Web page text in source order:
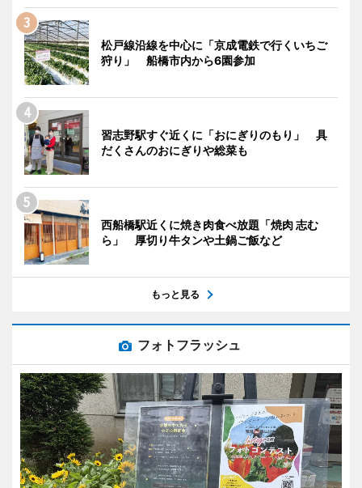
松戸線沿線を中心に「京成電鉄で行くいちご
狩り」 船橋市内から6園参加
習志野駅すぐ近くに「おにぎりのもり」 具
だくさんのおにぎりや総菜も
西船橋駅近くに焼き肉食べ放題「焼肉 志む
ら」 厚切り牛タンや土鍋ご飯など
もっと見る
フォトフラッシュ